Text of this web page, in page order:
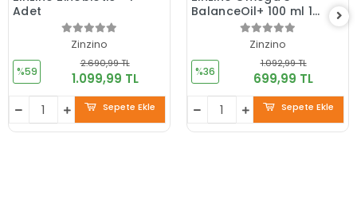
Adet
Zinzino
%59
2.690,99 TL
1.099,99 TL
Sepete Ekle
BalanceOil+ 100 ml 1
Zinzino
%36
1.092,99 TL
699,99 TL
Sepete Ekle